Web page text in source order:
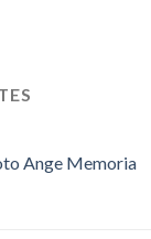
Ange Memoria